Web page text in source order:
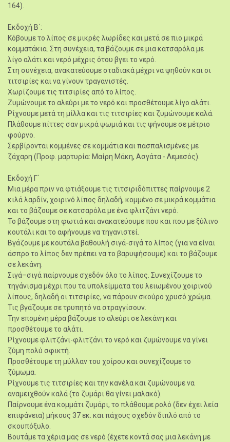
164).
Εκδοχή Β΄:
Κόβουμε το λίπος σε μικρές λωρίδες και μετά σε πιο μικρά
κομματάκια. Στη συνέχεια, τα βάζουμε σε μια κατσαρόλα με
λίγο αλάτι και νερό μέχρις ότου βγει το νερό.
Στη συνέχεια, ανακατεύουμε σταδιακά μέχρι να ψηθούν και οι
τιτσιρίες και να γίνουν τραγανιστές.
Χωρίζουμε τις τιτσιρίες από το λίπος.
Ζυμώνουμε το αλεύρι με το νερό και προσθέτουμε λίγο αλάτι.
Ρίχνουμε μετά τη μίλλα και τις τιτσιρίες και ζυμώνουμε καλά.
Πλάθουμε πίττες σαν μικρά ψωμιά και τις ψήνουμε σε μέτριο
φούρνο.
Σερβίρονται κομμένες σε κομμάτια και πασπαλισμένες με
ζάχαρη (Προφ. μαρτυρία: Μαίρη Μάκη, Ασγάτα - Λεμεσός).
Εκδοχή Γ΄
Μια μέρα πριν να φτιάξουμε τις τιτσιριδόπιττες παίρνουμε 2
κιλά λαρδίν, χοιρινό λίπος δηλαδή, κομμένο σε μικρά κομμάτια
και το βάζουμε σε κατσαρόλα με ένα φλιτζάνι νερό.
Το βάζουμε στη φωτιά και ανακατεύουμε που και που με ξύλινο
κουτάλι και το αφήνουμε να τηγανιστεί.
Βγάζουμε με κουτάλα βαθουλή σιγά-σιγά το λίπος (για να είναι
άσπρο το λίπος δεν πρέπει να το βαρυψήσουμε) και το βάζουμε
σε λεκάνη.
Σιγά–σιγά παίρνουμε σχεδόν όλο το λίπος. Συνεχίζουμε το
τηγάνισμα μέχρι που τα υπολείμματα του λειωμένου χοιρινού
λίπους, δηλαδή οι τιτσιρίες, να πάρουν σκούρο χρυσό χρώμα.
Τις βγάζουμε σε τρυπητό να στραγγίσουν.
Την επομένη μέρα βάζουμε το αλεύρι σε λεκάνη και
προσθέτουμε το αλάτι.
Ρίχνουμε φλιτζάνι-φλιτζάνι το νερό και ζυμώνουμε να γίνει
ζύμη πολύ σφικτή.
Προσθέτουμε τη μύλλαν του χοίρου και συνεχίζουμε το
ζύμωμα.
Ρίχνουμε τις τιτσιρίες και την κανέλα και ζυμώνουμε να
αναμειχθούν καλά (το ζυμάρι θα γίνει μαλακό).
Παίρνουμε ένα κομμάτι ζυμάρι, το πλάθουμε ρολό (δεν έχει λεία
επιφάνεια) μήκους 37 εκ. και πάχους σχεδόν διπλό από το
σκουπόξυλο.
Βουτάμε τα χέρια μας σε νερό (έχετε κοντά σας μια λεκάνη με